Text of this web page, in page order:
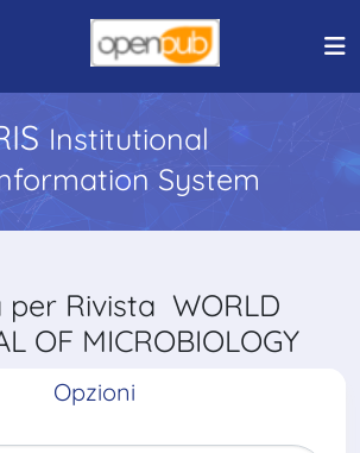
Institutional
System
per Rivista WORLD
OF MICROBIOLOGY
Opzioni